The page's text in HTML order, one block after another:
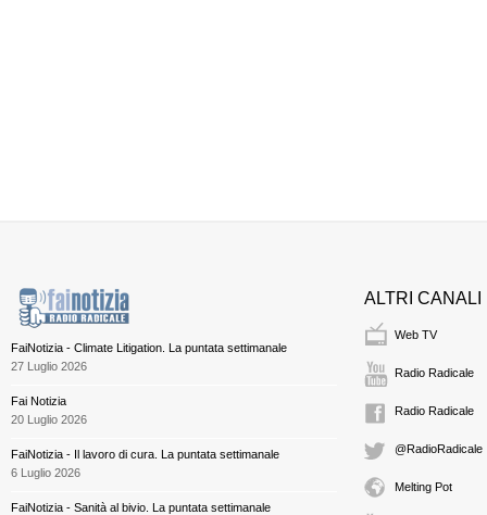
FaiNotizia - Climate Litigation. La puntata settimanale
27 Luglio 2026
Fai Notizia
20 Luglio 2026
FaiNotizia - Il lavoro di cura. La puntata settimanale
6 Luglio 2026
FaiNotizia - Sanità al bivio. La puntata settimanale
ALTRI CANALI
Web TV
Radio Radicale
Radio Radicale
@RadioRadicale
Melting Pot